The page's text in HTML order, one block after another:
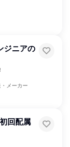
ジニアの
メーカー
回配属